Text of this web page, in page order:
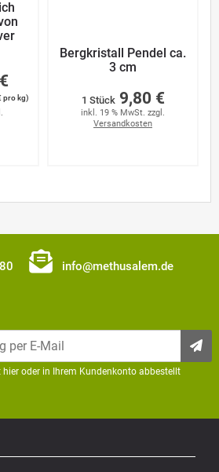
pro kg)
Bergkristall Pendel ca.
3 cm
1 Stück 9,80 €
inkl. 19 % MwSt. zzgl.
Versandkosten
info@methusalem.de
hier oder in Ihrem Kundenkonto abbestellt